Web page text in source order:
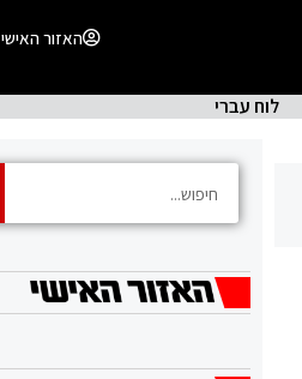
האזור האישי
לוח עברי